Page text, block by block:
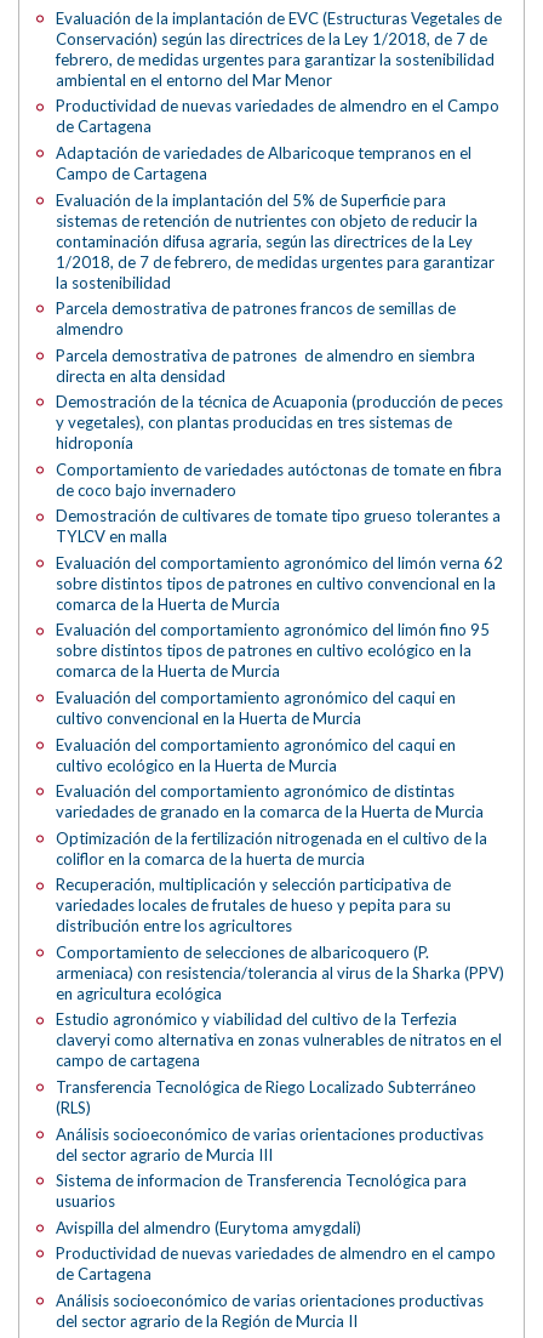
Evaluación de la implantación de EVC (Estructuras Vegetales de
Conservación) según las directrices de la Ley 1/2018, de 7 de
febrero, de medidas urgentes para garantizar la sostenibilidad
ambiental en el entorno del Mar Menor
Productividad de nuevas variedades de almendro en el Campo
de Cartagena
Adaptación de variedades de Albaricoque tempranos en el
Campo de Cartagena
Evaluación de la implantación del 5% de Superficie para
sistemas de retención de nutrientes con objeto de reducir la
contaminación difusa agraria, según las directrices de la Ley
1/2018, de 7 de febrero, de medidas urgentes para garantizar
la sostenibilidad
Parcela demostrativa de patrones francos de semillas de
almendro
Parcela demostrativa de patrones de almendro en siembra
directa en alta densidad
Demostración de la técnica de Acuaponia (producción de peces
y vegetales), con plantas producidas en tres sistemas de
hidroponía
Comportamiento de variedades autóctonas de tomate en fibra
de coco bajo invernadero
Demostración de cultivares de tomate tipo grueso tolerantes a
TYLCV en malla
Evaluación del comportamiento agronómico del limón verna 62
sobre distintos tipos de patrones en cultivo convencional en la
comarca de la Huerta de Murcia
Evaluación del comportamiento agronómico del limón fino 95
sobre distintos tipos de patrones en cultivo ecológico en la
comarca de la Huerta de Murcia
Evaluación del comportamiento agronómico del caqui en
cultivo convencional en la Huerta de Murcia
Evaluación del comportamiento agronómico del caqui en
cultivo ecológico en la Huerta de Murcia
Evaluación del comportamiento agronómico de distintas
variedades de granado en la comarca de la Huerta de Murcia
Optimización de la fertilización nitrogenada en el cultivo de la
coliflor en la comarca de la huerta de murcia
Recuperación, multiplicación y selección participativa de
variedades locales de frutales de hueso y pepita para su
distribución entre los agricultores
Comportamiento de selecciones de albaricoquero (P.
armeniaca) con resistencia/tolerancia al virus de la Sharka (PPV)
en agricultura ecológica
Estudio agronómico y viabilidad del cultivo de la Terfezia
claveryi como alternativa en zonas vulnerables de nitratos en el
campo de cartagena
Transferencia Tecnológica de Riego Localizado Subterráneo
(RLS)
Análisis socioeconómico de varias orientaciones productivas
del sector agrario de Murcia III
Sistema de informacion de Transferencia Tecnológica para
usuarios
Avispilla del almendro (Eurytoma amygdali)
Productividad de nuevas variedades de almendro en el campo
de Cartagena
Análisis socioeconómico de varias orientaciones productivas
del sector agrario de la Región de Murcia II